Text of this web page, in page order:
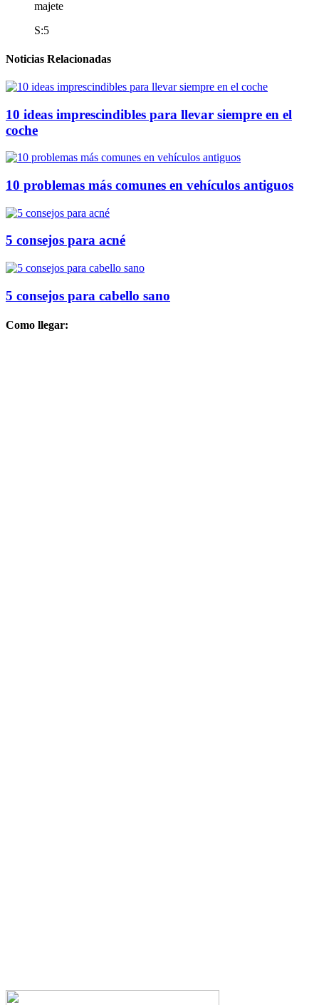
majete
S:5
Noticias Relacionadas
10 ideas imprescindibles para llevar siempre en el
coche
10 problemas más comunes en vehículos antiguos
5 consejos para acné
5 consejos para cabello sano
Como llegar: